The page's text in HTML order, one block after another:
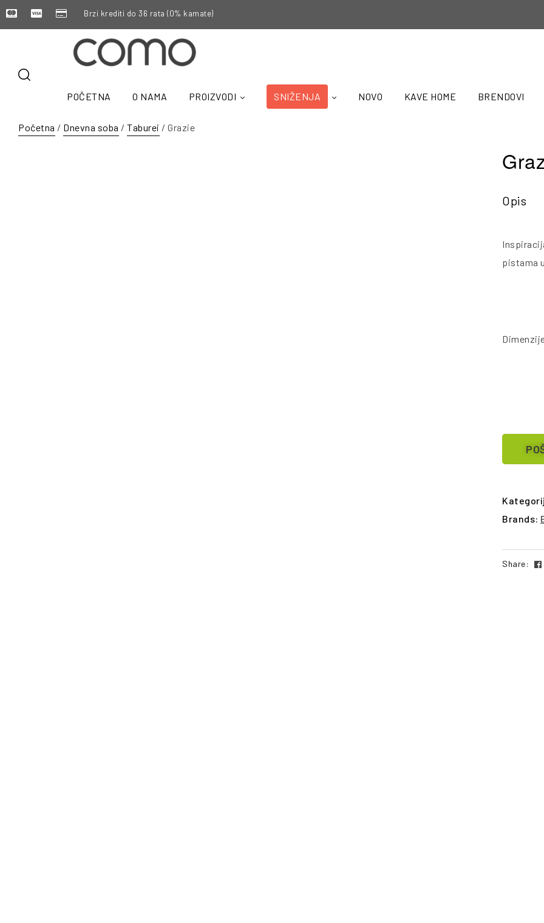
Brzi krediti do 36 rata (0% kamate)
POČETNA O NAMA PROIZVODI SNIŽENJA NOVO KAVE HOME BRENDOVI
Početna / Dnevna soba / Taburei / Grazie
Opis
pistama
Brands:
Share: